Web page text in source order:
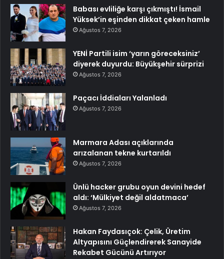
Babası evliliğe karşı çıkmıştı! İsmail
Yüksek’in eşinden dikkat çeken hamle
Ağustos 7, 2026
YENİ Partili isim ‘yarın göreceksiniz’
diyerek duyurdu: Büyükşehir sürprizi
Ağustos 7, 2026
Paçacı İddiaları Yalanladı
Ağustos 7, 2026
Marmara Adası açıklarında
arızalanan tekne kurtarıldı
Ağustos 7, 2026
Ünlü hacker grubu oyun devini hedef
aldı: ‘Mülkiyet değil aldatmaca’
Ağustos 7, 2026
Hakan Faydasıçok: Çelik, Üretim
Altyapısını Güçlendirerek Sanayide
Rekabet Gücünü Artırıyor